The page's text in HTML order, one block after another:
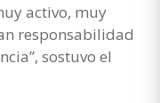
activo, muy
responsabilidad
sostuvo el